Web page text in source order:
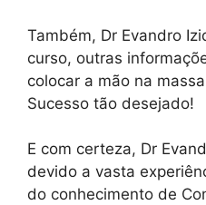
Também, Dr Evandro
curso, outras
colocar a mão na
Sucesso tão desejado!
E com certeza, Dr
devido a vasta
do conhecimento de